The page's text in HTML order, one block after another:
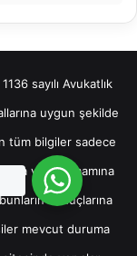
sayılı Avukatlık
uygun şekilde
tüm bilgiler sadece
veya tamamına
sonuçlarına
mevcut duruma